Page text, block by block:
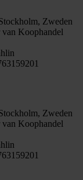
Zweden
van Koophandel
Zweden
van Koophandel